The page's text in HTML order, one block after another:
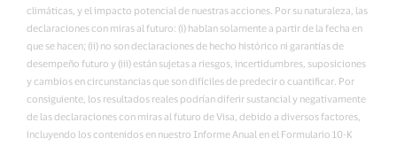
climáticas, y el impacto potencial de nuestras acciones. Por su naturaleza, las
declaraciones con miras al futuro: (i) hablan solamente a partir de la fecha en
que se hacen; (ii) no son declaraciones de hecho histórico ni garantías de
desempeño futuro y (iii) están sujetas a riesgos, incertidumbres, suposiciones
y cambios en circunstancias que son difíciles de predecir o cuantificar. Por
consiguiente, los resultados reales podrían diferir sustancial y negativamente
de las declaraciones con miras al futuro de Visa, debido a diversos factores,
incluyendo los contenidos en nuestro Informe Anual en el Formulario 10-K